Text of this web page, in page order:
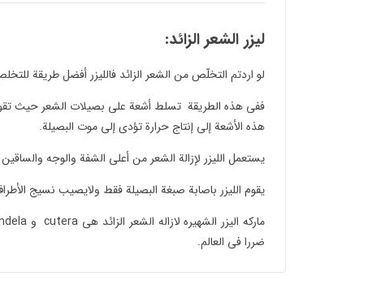
لیزر الشعر الزائد:
لو اردتم التخلّص من الشعر الزائد فاللیزر أفضل طریقة
ففی هذه الطریقة تسلط أشعة علی بصیلات الشعر حیث
هذه الأشعة إلی إنتاج حرارة تؤدی إلی موت البصیلة.
یستعمل اللیزر لإزالة الشعر من أعلی الشفة والوجه
یقوم اللیزر باصابة صبغة البصیلة فقط ولایصیب نسیج
ضررا فی العالم.